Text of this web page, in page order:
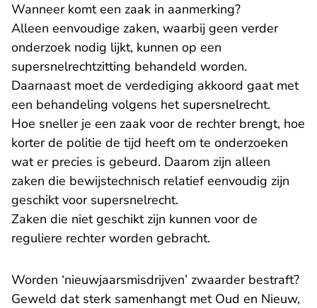
Wanneer komt een zaak in aanmerking?
Alleen eenvoudige zaken, waarbij geen verder
onderzoek nodig lijkt, kunnen op een
supersnelrechtzitting behandeld worden.
Daarnaast moet de verdediging akkoord gaat met
een behandeling volgens het supersnelrecht.
Hoe sneller je een zaak voor de rechter brengt, hoe
korter de politie de tijd heeft om te onderzoeken
wat er precies is gebeurd. Daarom zijn alleen
zaken die bewijstechnisch relatief eenvoudig zijn
geschikt voor supersnelrecht.
Zaken die niet geschikt zijn kunnen voor de
reguliere rechter worden gebracht.
Worden ‘nieuwjaarsmisdrijven’ zwaarder bestraft?
Geweld dat sterk samenhangt met Oud en Nieuw,